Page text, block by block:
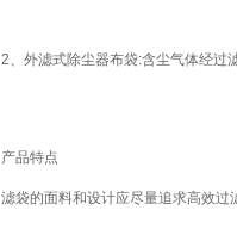
2、外滤式除尘器布袋:含尘气体经过
产品特点
滤袋的面料和设计应尽量追求高效过